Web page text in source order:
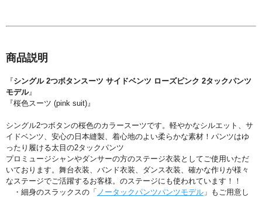
商品説明
『シングル 2つボタンスーツ サイドベンツ ローズピンク 2タックパンツ
モデル』
『桜色スーツ (pink suit)』
シングル2つボタンの桜色のカラースーツです。軽やかなシルエット、サ
イドベンツ、安心の日本縫製、着心地のよい柔らかな素材！パンツはゆ
ったり履ける太目の2タックパンツ
プロミュージシャンやダンサーの方のステージ衣装としてご使用いただ
いております。舞台衣装、バンド衣装、ダンス衣装、確かな作りが様々
なステージでご活躍するお客様。のステージにも使われています！！
・細身のスラックスの「 ノータックパンツパンツモデル 」もご用意し